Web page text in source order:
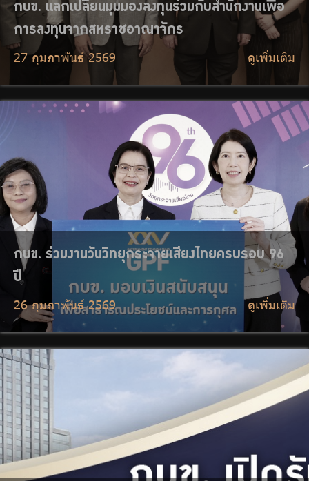
ปี
26 กุมภาพันธ์ 2569 ดูเพิ่มเติม
กบข. ประกาศรับสมัครบุคคลเข้ารับการสรรหาคัด
เลือกให้ดำรงตำแหน่งเลขาธิการ
23 กุมภาพันธ์ 2569 ดูเพิ่มเติม